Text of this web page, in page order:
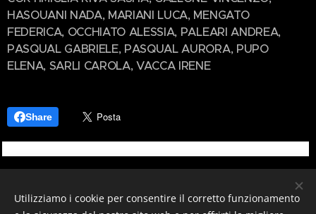
HASOUANI NADA, MARIANI LUCA, MENGATO
FEDERICA, OCCHIATO ALESSIA, PALEARI ANDREA,
PASQUAL GABRIELE, PASQUAL AURORA, PUPO
ELENA, SARLI CAROLA, VACCA IRENE
Share
Utilizziamo i cookie per consentire il corretto funzionamento